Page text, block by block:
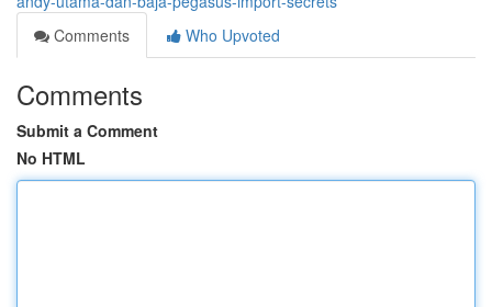
Comments
Who Upvoted
Comments
Submit a Comment
No HTML